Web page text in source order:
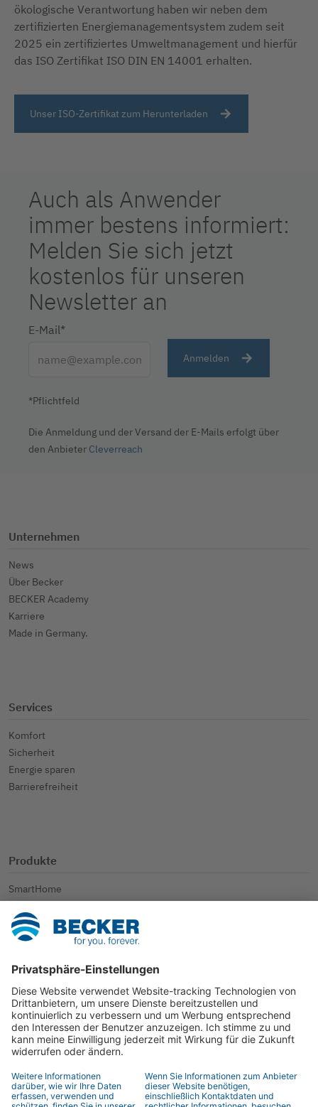
ökologische Verantwortung haben wir neben dem
zertifizierten Energiemanagementsystem zudem seit
2025 ein zertifiziertes Umweltmanagement und hierfür
das ISO Zertifikat ISO DIN EN 14001 erhalten.
Unser ISO-Zertifikat zum Herunterladen
Auch als Anwender
immer bestens informiert:
Melden Sie sich jetzt
kostenlos für unseren
Newsletter an
E-Mail*
Anmelden
*Pflichtfeld
Die Anmeldung und der Versand der E-Mails erfolgt über
den Anbieter Cleverreach
Unternehmen
News
Über Becker
BECKER Academy
Karriere
Made in Germany.
Services
Komfort
Sicherheit
Energie sparen
Barrierefreiheit
Produkte
SmartHome
Sonnenschutz
Weitere Anwendungen
Kontakt
Ansprechpartner
Händlersuche
Kontaktformular